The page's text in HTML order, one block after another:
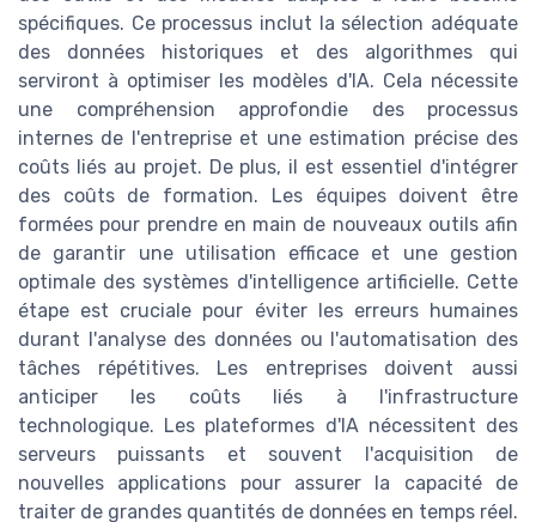
spécifiques. Ce processus inclut la sélection adéquate
des données historiques et des algorithmes qui
serviront à optimiser les modèles d'IA. Cela nécessite
une compréhension approfondie des processus
internes de l'entreprise et une estimation précise des
coûts liés au projet. De plus, il est essentiel d'intégrer
des coûts de formation. Les équipes doivent être
formées pour prendre en main de nouveaux outils afin
de garantir une utilisation efficace et une gestion
optimale des systèmes d'intelligence artificielle. Cette
étape est cruciale pour éviter les erreurs humaines
durant l'analyse des données ou l'automatisation des
tâches répétitives. Les entreprises doivent aussi
anticiper les coûts liés à l'infrastructure
technologique. Les plateformes d'IA nécessitent des
serveurs puissants et souvent l'acquisition de
nouvelles applications pour assurer la capacité de
traiter de grandes quantités de données en temps réel.